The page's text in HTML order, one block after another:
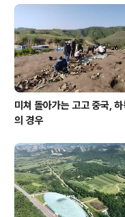
구절이다. 소위 이 민족주의 계
는 게, 발해가 고구려를 정통으
리 공격해댄다는 점이다. 저 논
만주 일대는 주인만 바뀌었을 뿐
닭..
미쳐 돌아가는 고고 중국, 하
의 경우